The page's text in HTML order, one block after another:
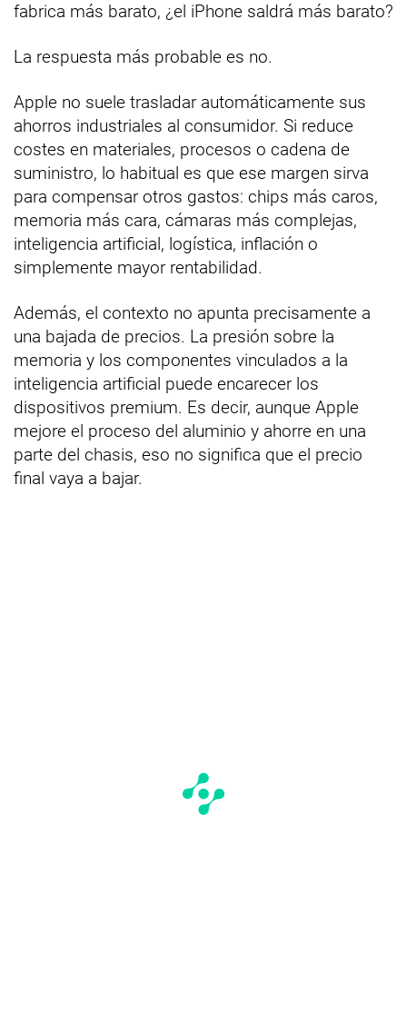
fabrica más barato, ¿el iPhone saldrá más barato?
La respuesta más probable es no.
Apple no suele trasladar automáticamente sus
ahorros industriales al consumidor. Si reduce
costes en materiales, procesos o cadena de
suministro, lo habitual es que ese margen sirva
para compensar otros gastos: chips más caros,
memoria más cara, cámaras más complejas,
inteligencia artificial, logística, inflación o
simplemente mayor rentabilidad.
Además, el contexto no apunta precisamente a
una bajada de precios. La presión sobre la
memoria y los componentes vinculados a la
inteligencia artificial puede encarecer los
dispositivos premium. Es decir, aunque Apple
mejore el proceso del aluminio y ahorre en una
parte del chasis, eso no significa que el precio
final vaya a bajar.